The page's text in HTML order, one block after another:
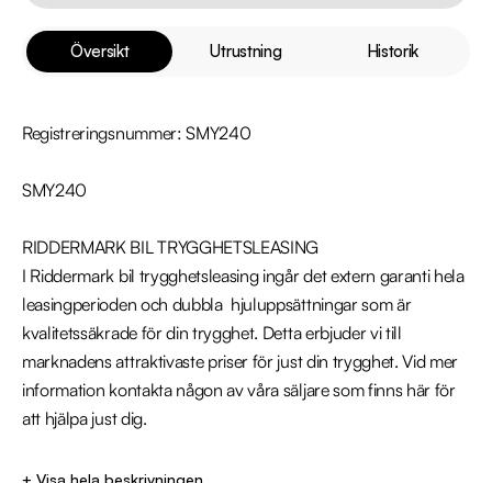
Översikt Utrustning Historik
Registreringsnummer: SMY240
SMY240
RIDDERMARK BIL TRYGGHETSLEASING
I Riddermark bil trygghetsleasing ingår det extern garanti hela
leasingperioden och dubbla  hjuluppsättningar som är
kvalitetssäkrade för din trygghet. Detta erbjuder vi till
marknadens attraktivaste priser för just din trygghet. Vid mer
information kontakta någon av våra säljare som finns här för
att hjälpa just dig.
Välkommen till Riddermark Bil AB - Sveriges största
+ Visa hela beskrivningen